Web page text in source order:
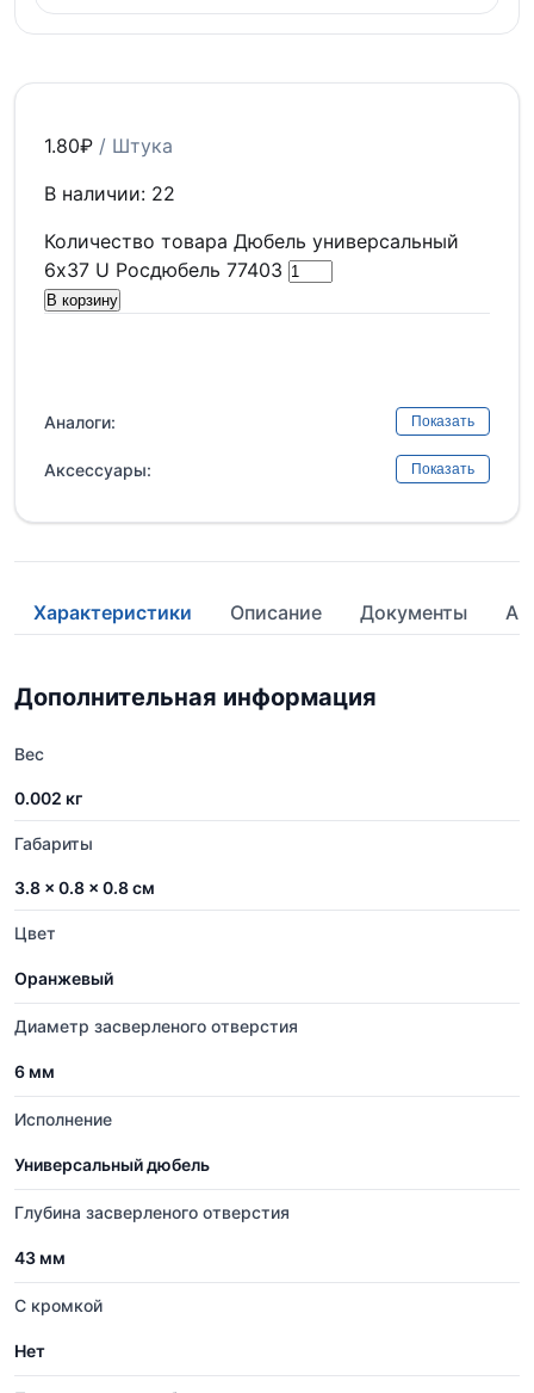
1.80₽ / Штука
В наличии: 22
Количество товара Дюбель универсальный
6х37 U Росдюбель 77403
В корзину
Аналоги: Показать
Аксессуары: Показать
Характеристики Описание Документы
Дополнительная информация
Вес
0.002 кг
Габариты
3.8 × 0.8 × 0.8 см
Цвет
Оранжевый
Диаметр засверленого отверстия
6 мм
Исполнение
Универсальный дюбель
Глубина засверленого отверстия
43 мм
С кромкой
Нет